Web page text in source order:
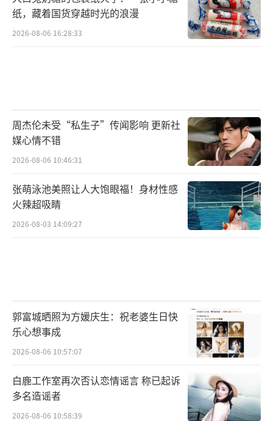
纸，藏着国货穿越时光的浪漫
2026-08-06 16:28:33
周杰伦未受“私生子”传闻影响 更新社
媒心情不错
2026-08-06 10:46:31
张萌泳池美照让人大饱眼福！身材性感
火辣超吸睛
2026-08-03 14:09:27
郭富城晒照为方媛庆生：祝老婆生日快
乐心想事成
2026-08-06 10:57:07
白鹿工作室再次否认恋情谣言 称已起诉
多名造谣者
2026-08-06 10:58:39